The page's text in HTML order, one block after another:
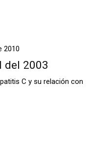
2010
del 2003
C y su relación con